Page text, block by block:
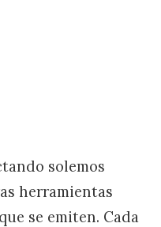
solemos
herramientas
se emiten. Cada